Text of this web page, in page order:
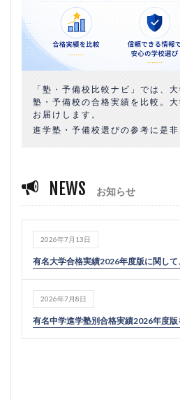
「塾・予備校比較ナビ」では、
塾・予備校の合格実績を比較。
お届けします。
進学塾・予備校選びの参考に是非
NEWS お知らせ
2026年7月13日
有名大学合格実績2026年度版に関して
2026年7月8日
有名中学進学塾別合格実績2026年度版